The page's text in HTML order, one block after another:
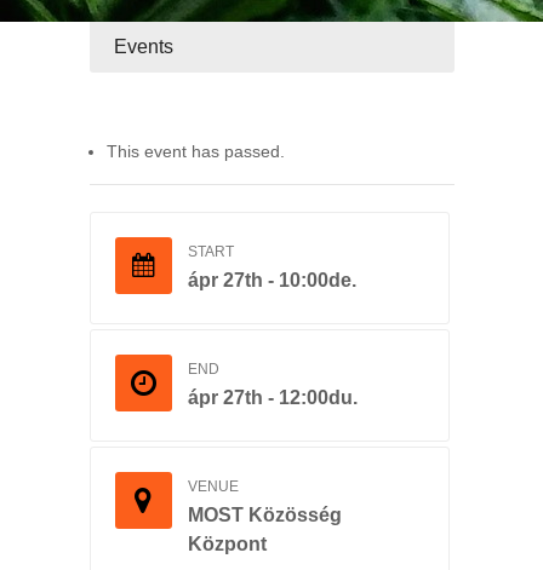
Events
This event has passed.
START
ápr 27th - 10:00de.
END
ápr 27th - 12:00du.
VENUE
MOST Közösség
Központ